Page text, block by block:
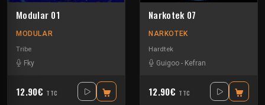
Modular 01
MODULAR
Tribe
Fky
12.90€ TTC
Narkotek 07
NARKOTEK
Hardtek
Guigoo - Kefran
12.90€ TTC